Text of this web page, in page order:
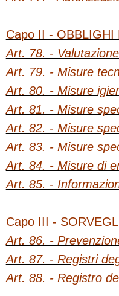
Capo II - OBBLIGHI
Art. 78. -
Art. 79. - Misure
Art. 80. - Misure
Art. 81. - Misure
Art. 82. - Misure
Art. 83. - Misure
Art. 84. - Misure di
Art. 85. -
Capo III -
Art. 86. -
Art. 87. - Registri
Art. 88. - Registro